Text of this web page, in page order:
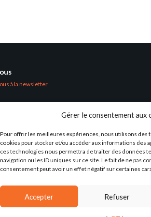
Gérer le consentement aux
Pour offrir les meilleures expériences, nous utilisons des
cookies pour stocker et/ou accéder aux informations des
ces technologies nous permettra de traiter des données
navigation ou les ID uniques sur ce site. Le fait de ne pas
consentement peut avoir un effet négatif sur certaines
Accepter Refuser
à la newsletter